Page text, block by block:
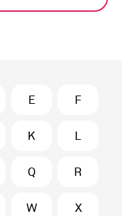
E F
K L
Q R
W X